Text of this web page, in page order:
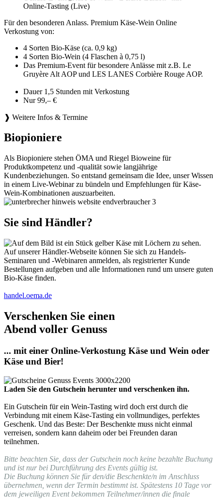
Online-Tasting (Live)
Für den besonderen Anlass. Premium Käse-Wein Online
Verkostung von:
4 Sorten Bio-Käse (ca. 0,9 kg)
4 Sorten Bio-Wein (4 Flaschen à 0,75 l)
Das Premium-Event für besondere Anlässe mit z.B. Le
Gruyère Alt AOP und LES LANES Corbière Rouge AOP.
Dauer 1,5 Stunden mit Verkostung
Nur 99,– €
❱ Weitere Infos & Termine
Biopioniere
Als Biopioniere stehen ÖMA und Riegel Bioweine für
Produktkompetenz und -qualität sowie langjährige
Kundenbeziehungen. So entstand gemeinsam die Idee, unser Wissen
in einem Live-Webinar zu bündeln und Empfehlungen für Käse-
Wein-Kombinationen auszuarbeiten.
Sie sind Händler?
Auf unserer Händler-Webseite können Sie sich zu Handels-
Seminaren und -Webinaren anmelden, als registrierter Kunde
Bestellungen aufgeben und alle Informationen rund um unsere guten
Bio-Käse finden.
handel.oema.de
Verschenken Sie einen
Abend voller Genuss
... mit einer Online-Verkostung Käse und Wein oder
Käse und Bier!
Laden Sie den Gutschein herunter und verschenken ihn.
Ein Gutschein für ein Wein-Tasting wird doch erst durch die
Verbindung mit einem Käse-Tasting ein vollmundiges, perfektes
Geschenk. Und das Beste: Der Beschenkte muss nicht einmal
verreisen, sondern kann daheim oder bei Freunden daran
teilnehmen.
Bitte beachten Sie, dass der Gutschein noch keine bezahlte Buchung
und ist nur bei Durchführung des Events gültig ist.
Die Buchung können Sie für den/die Beschenkte/n im Anschluss
übernehmen, wenn der Termin bestimmt ist. Spätestens 10 Tage vor
dem jeweiligen Event bekommen Teilnehmer/innen die finale